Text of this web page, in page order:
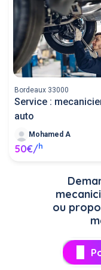
Bordeaux 33000
Service :
auto
Mohamed A
50€/h
ou